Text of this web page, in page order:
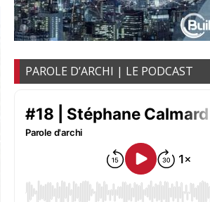
PAROLE D’ARCHI | LE PODCAST